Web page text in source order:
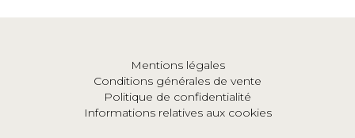
Mentions légales
Conditions générales de vente
Politique de confidentialité
Informations relatives aux cookies